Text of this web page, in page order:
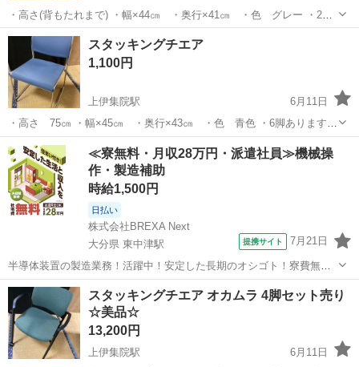
・高さ(背もたれまで) ・幅×44㎝ ・奥行×41㎝ ・色 グレー ・2脚
あります ・1脚あたりの金額です。 現物確認できますのでお気軽にお
問い合わせください。
鹿児島 鹿児島市 上伊集院駅
スタッキングチエア
1,100円
上伊集院駅
6月11日
・高さ 75㎝ ・幅×45㎝ ・奥行×43㎝ ・色 青色 ・6脚あります
・1脚の金額です。 現物確認できますのでお気軽にお問い合わせくだ
さい。
鹿児島 鹿児島市 上伊集院駅 オフィス用家具 青色
≪寮無料・月収28万円・派遣社員≫機械操
作・製造補助
時給1,500円
日払い
株式会社BREXA Next
大分県 東中津駅
提携サイト 7月21日
半導体装置の製造業務！活躍中！安定した長期のオシゴト！寮費無料
★赴任旅費会社負担◎20代～40代の男性活躍中★未経験活躍中！高時
給1,500円！《大分県中津市》 人気の工場のお仕事 ◇半導体装置内部
のシート製造◇ ＊クリー...
大分 中津市 東中津駅 その他
スタッキングチエア オカムラ 4脚セット売り
☆美品☆
13,200円
上伊集院駅
6月11日